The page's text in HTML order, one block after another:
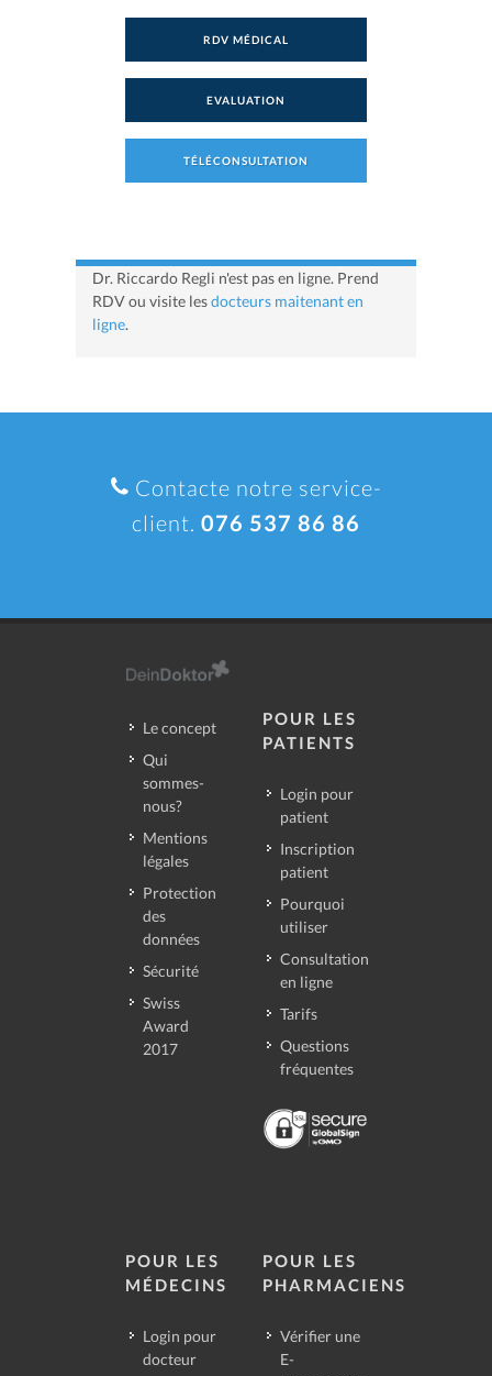
RDV MÉDICAL
EVALUATION
TÉLÉCONSULTATION
Dr. Riccardo Regli n'est pas en ligne. Prend
RDV ou visite lesdocteurs maitenant en
ligne.
Contacte notre service-
client. 076 537 86 86
Le concept
Qui
sommes-
nous?
Mentions
légales
Protection
des
données
Sécurité
Swiss
Award
2017
POUR LES
PATIENTS
Login pour
patient
Inscription
patient
Pourquoi
utiliser
Consultation
en ligne
Tarifs
Questions
fréquentes
POUR LES
MÉDECINS
Login pour
docteur
POUR LES
PHARMACIENS
Vérifier une
E-